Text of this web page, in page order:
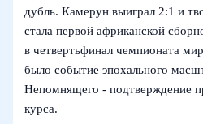
дубль. Камерун выиграл 2:1 и
стала первой африканской
в четвертьфинал чемпионата
было событие эпохального
Непомнящего - подтверждение
курса.